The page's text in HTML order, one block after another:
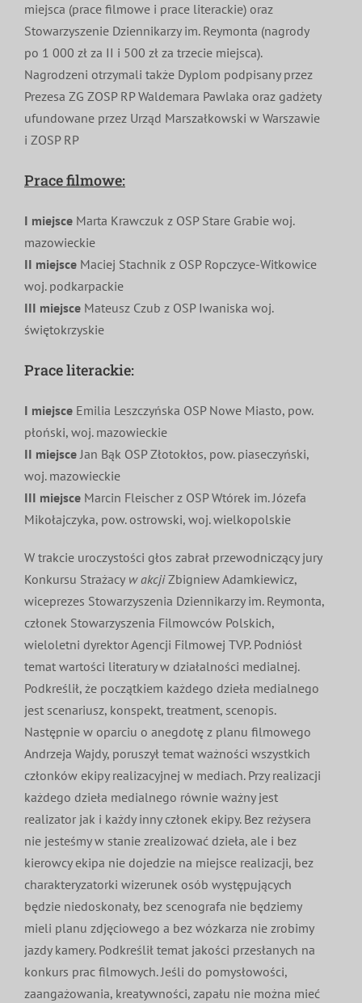
miejsca (prace filmowe i prace literackie) oraz
Stowarzyszenie Dziennikarzy im. Reymonta (nagrody
po 1 000 zł za II i 500 zł za trzecie miejsca).
Nagrodzeni otrzymali także Dyplom podpisany przez
Prezesa ZG ZOSP RP Waldemara Pawlaka oraz gadżety
ufundowane przez Urząd Marszałkowski w Warszawie
i ZOSP RP
Prace filmowe:
I miejsce Marta Krawczuk z OSP Stare Grabie woj.
mazowieckie
II miejsce Maciej Stachnik z OSP Ropczyce-Witkowice
woj. podkarpackie
III miejsce Mateusz Czub z OSP Iwaniska woj.
świętokrzyskie
Prace literackie:
I miejsce Emilia Leszczyńska OSP Nowe Miasto, pow.
płoński, woj. mazowieckie
II miejsceJan Bąk OSP Złotokłos, pow. piaseczyński,
woj. mazowieckie
III miejsce Marcin Fleischer z OSP Wtórek im. Józefa
Mikołajczyka, pow. ostrowski, woj. wielkopolskie
W trakcie uroczystości głos zabrał przewodniczący jury
Konkursu Strażacy w akcjiZbigniew Adamkiewicz,
wiceprezes Stowarzyszenia Dziennikarzy im. Reymonta,
członek Stowarzyszenia Filmowców Polskich,
wieloletni dyrektor Agencji Filmowej TVP. Podniósł
temat wartości literatury w działalności medialnej.
Podkreślił, że początkiem każdego dzieła medialnego
jest scenariusz, konspekt, treatment, scenopis.
Następnie w oparciu o anegdotę z planu filmowego
Andrzeja Wajdy, poruszył temat ważności wszystkich
członków ekipy realizacyjnej w mediach. Przy realizacji
każdego dzieła medialnego równie ważny jest
realizator jak i każdy inny członek ekipy. Bez reżysera
nie jesteśmy w stanie zrealizować dzieła, ale i bez
kierowcy ekipa nie dojedzie na miejsce realizacji, bez
charakteryzatorki wizerunek osób występujących
będzie niedoskonały, bez scenografa nie będziemy
mieli planu zdjęciowego a bez wózkarza nie zrobimy
jazdy kamery. Podkreślił temat jakości przesłanych na
konkurs prac filmowych. Jeśli do pomysłowości,
zaangażowania, kreatywności, zapału nie można mieć